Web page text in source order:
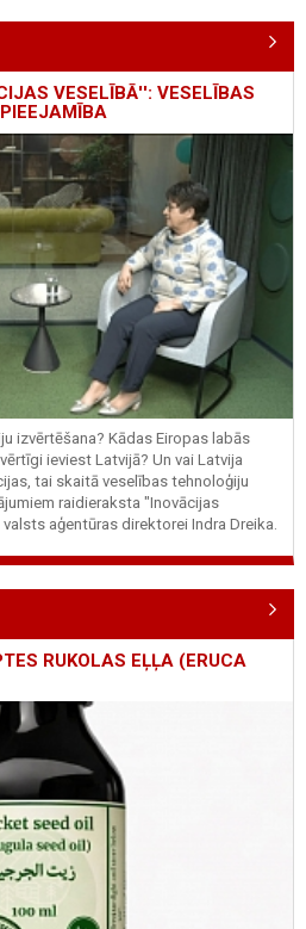
VESELĪBĀ'': VESELĪBAS
izvērtēšana? Kādas Eiropas labās
ieviest Latvijā? Un vai Latvija
tai skaitā veselības tehnoloģiju
raidieraksta "Inovācijas
aģentūras direktorei Indra Dreika.
RUKOLAS EĻĻA (ERUCA